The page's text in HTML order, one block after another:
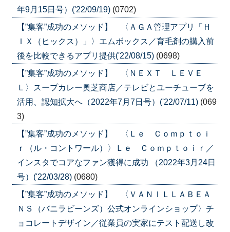
年9月15日号）('22/09/19) (0702)
【”集客”成功のメソッド】 〈ＡＧＡ管理アプリ「Ｈ
ＩＸ（ヒックス）」〉エムボックス／育毛剤の購入前
後を比較できるアプリ提供('22/08/15) (0698)
【”集客”成功のメソッド】 〈ＮＥＸＴ ＬＥＶＥ
Ｌ〉スープカレー奥芝商店／テレビとユーチューブを
活用、認知拡大へ（2022年7月7日号）('22/07/11) (069
3)
【”集客”成功のメソッド】 〈Ｌｅ Ｃｏｍｐｔｏｉ
ｒ（ル・コントワール）〉Ｌｅ Ｃｏｍｐｔｏｉｒ／
インスタでコアなファン獲得に成功 （2022年3月24日
号）('22/03/28) (0680)
【”集客”成功のメソッド】 〈ＶＡＮＩＬＬＡＢＥＡ
ＮＳ（バニラビーンズ）公式オンラインショップ〉チ
ョコレートデザイン／従業員の実家にテスト配送し改